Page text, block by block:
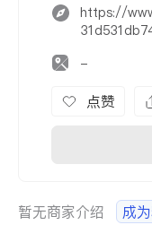
https://
-
点赞
暂无商家介绍 成